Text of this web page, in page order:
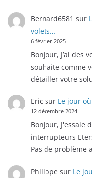
Bernard6581 sur
volets…
6 février 2025
Bonjour, J’ai des
souhaite comme
détailler votre
Eric sur Le jour
12 décembre 2024
Bonjour, J'essaie
interrupteurs
Pas de problème
Philippe sur Le